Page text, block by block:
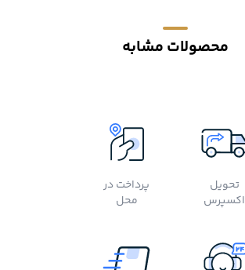
محصولات مشابه
تحویل
اکسپرس
پرداخت در
محل